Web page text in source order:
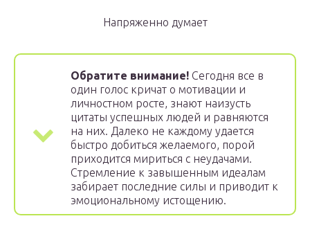
Напряженно думает
Обратите внимание! Сегодня все в
один голос кричат о мотивации и
личностном росте, знают наизусть
цитаты успешных людей и равняются
на них. Далеко не каждому удается
быстро добиться желаемого, порой
приходится мириться с неудачами.
Стремление к завышенным идеалам
забирает последние силы и приводит к
эмоциональному истощению.